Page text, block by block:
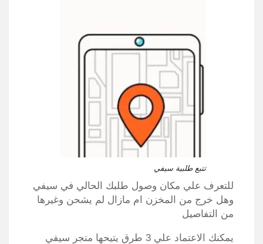
تتبع طلبية سيفي
للتعرف علي مكان وصول طلبك الحالي في سيفي
وهل خرج من المخزن ام مازال لم يشحن وغيرها
من التفاصيل
يمكنك الاعتماد علي 3 طرق يتيحها متجر سيفي